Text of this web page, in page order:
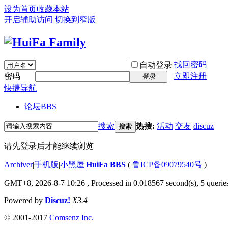
设为首页收藏本站
开启辅助访问 切换到窄版
自动登录 找回密码
密码
登录
立即注册
快捷导航
论坛BBS
搜索 搜索 热搜: 活动 交友 discuz
请先登录后才能继续浏览
Archiver|手机版|小黑屋|HuiFa BBS ( 鲁ICP备09079540号 )
GMT+8, 2026-8-7 10:26 , Processed in 0.018567 second(s), 5
Powered by Discuz! X3.4
© 2001-2017 Comsenz Inc.